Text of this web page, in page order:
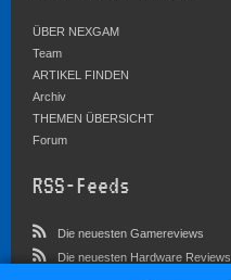
ÜBER NEXGAM
Team
ARTIKEL FINDEN
Archiv
THEMEN ÜBERSICHT
Forum
RSS-Feeds
Die neuesten Gamereviews
Die neuesten Hardware Reviews